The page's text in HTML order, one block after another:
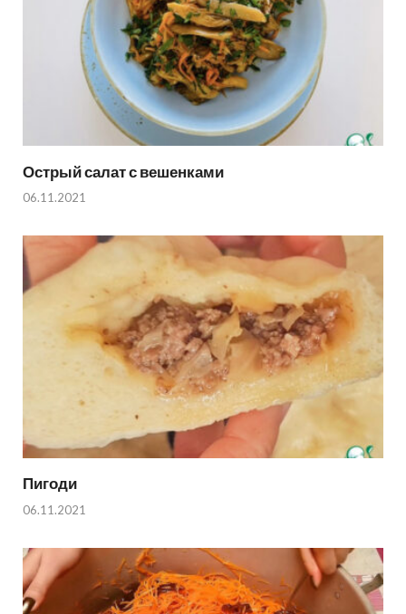
Острый салат с вешенками
06.11.2021
Пигоди
06.11.2021